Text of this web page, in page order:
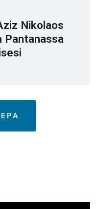
Nikolaos
Pantanassa